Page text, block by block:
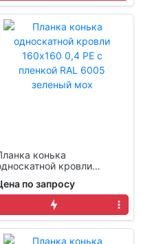
конька
кровли
6005 зеленый мох
по запросу